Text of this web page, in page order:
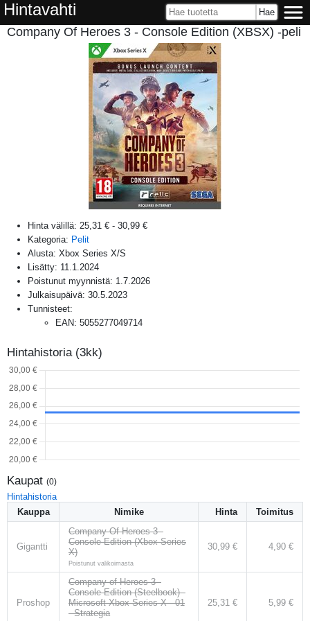
Hintavahti
Company Of Heroes 3 - Console Edition (XBSX) -peli
Hinta välillä: 25,31 € - 30,99 €
Kategoria: Pelit
Alusta: Xbox Series X/S
Lisätty: 11.1.2024
Poistunut myynnistä: 1.7.2026
Julkaisupäivä: 30.5.2023
Tunnisteet:
EAN: 5055277049714
Hintahistoria (3kk)
Kaupat (0)
Hintahistoria
Kauppa
Nimike Hinta Toimitus
Gigantti
Company Of Heroes 3 -
Console Edition (Xbox Series
X)
Poistunut valikoimasta
30,99 € 4,90 €
Proshop
Company of Heroes 3 -
Console Edition (Steelbook) -
Microsoft Xbox Series X - 01
- Strategia
25,31 € 5,99 €